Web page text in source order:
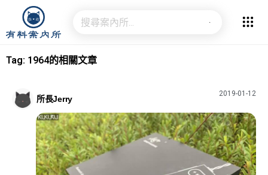
Tag: 1964的相關文章
所長Jerry
2019-01-12